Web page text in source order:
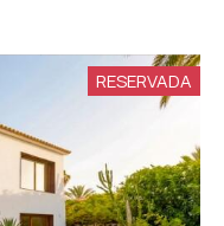
RESERVADA